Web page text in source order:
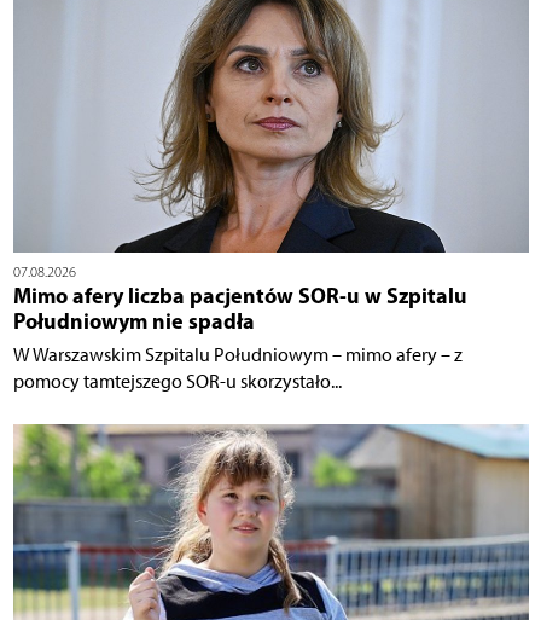
07.08.2026
Mimo afery liczba pacjentów SOR-u w Szpitalu
Południowym nie spadła
W Warszawskim Szpitalu Południowym – mimo afery – z
pomocy tamtejszego SOR-u skorzystało...